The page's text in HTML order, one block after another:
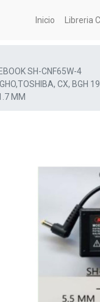
Inicio Libreria
SH-CNF65W-4
CX, BGH
MM